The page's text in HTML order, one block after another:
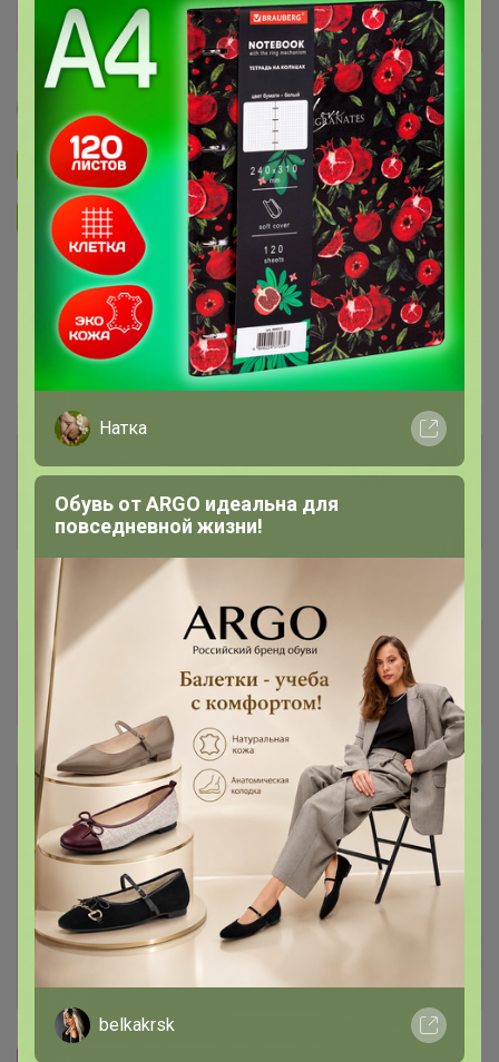
Перейти к текущей закупке
Артемида
Подписаться на закупку 893
Подписаться на организатора 1.7K
В архиве Собрано
100 %
Комментарии к лотам
Отзывы участников
Новости
ПОСЛЕДНИЙ ВЫКУП! ПОСТАВЩИК
ПРЕДЛОЖИЛ СКИДКУ! У сыра срок до 16.09
Развоз 28 августа!
Описание
Условия участия
Ключевые даты
История проведённых выкупов
Натка
Обувь от ARGO идеальна для
повседневной жизни!
belkakrsk